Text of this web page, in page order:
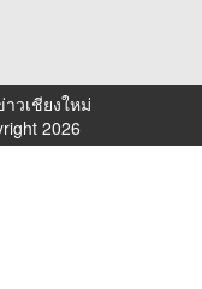
วเชียงใหม่
2026